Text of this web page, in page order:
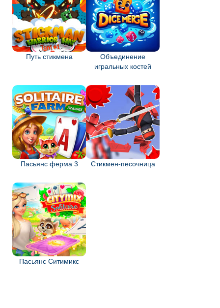
Путь стикмена
Объединение
игральных костей
Пасьянс ферма 3 Стикмен-песочница
Пасьянс Ситимикс